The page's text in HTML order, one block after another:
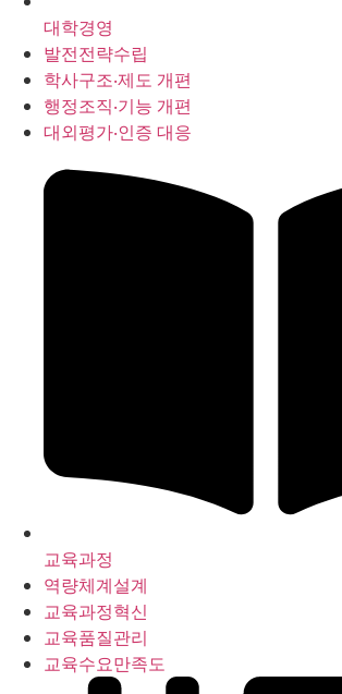
대학경영
발전전략수립
학사구조‧제도 개편
행정조직‧기능 개편
대외평가‧인증 대응
교육과정
역량체계설계
교육과정혁신
교육품질관리
교육수요만족도